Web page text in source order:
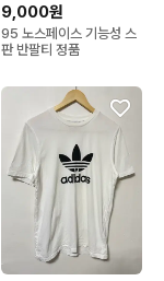
9,000원
95 노스페이스 기능성 스
판 반팔티 정품